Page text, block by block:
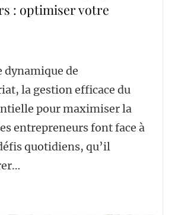
: optimiser votre
dynamique de
la gestion efficace du
pour maximiser la
entrepreneurs font face à
quotidiens, qu’il